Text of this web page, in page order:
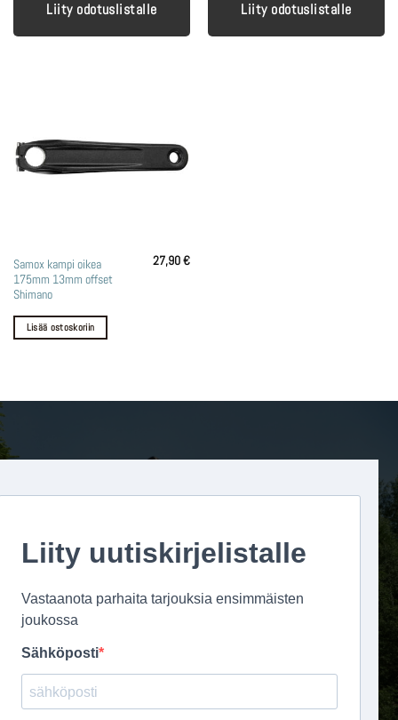
Liity odotuslistalle Liity odotuslistalle
Samox kampi oikea
175mm 13mm offset
Shimano
27,90€
Lisää ostoskoriin